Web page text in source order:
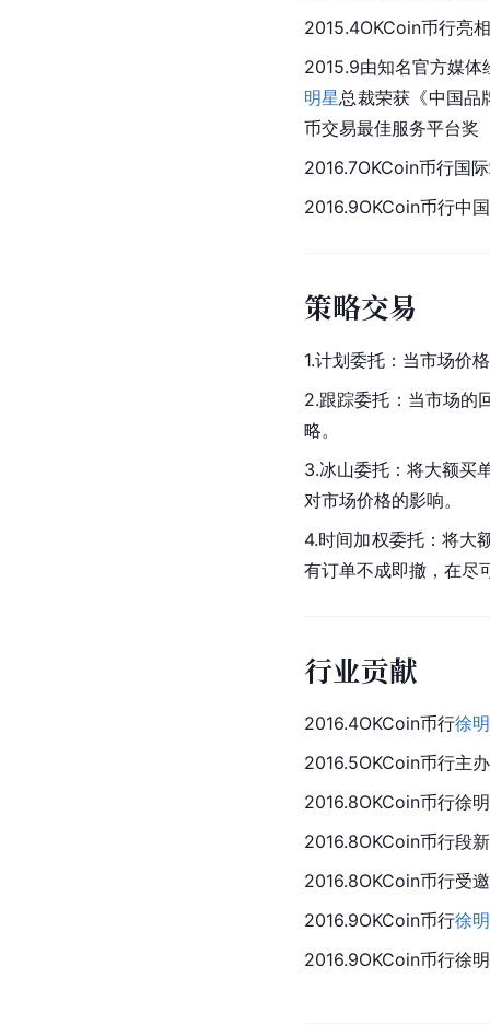
2015.4OKCoin币行亮相
2015.9由知名官方媒体
明星总裁荣获《中国品
币交易最佳服务平台奖
2016.7OKCoin币行国
2016.9OKCoin币行中
策略交易
1.计划委托：当市场价
2.跟踪委托：当市场的
略。
3.冰山委托：将大额买
对市场价格的影响。
4.时间加权委托：将大
有订单不成即撤，在尽
行业贡献
2016.4OKCoin币行徐
2016.5OKCoin币行主
2016.8OKCoin币行徐
2016.8OKCoin币行段
2016.8OKCoin币行受
2016.9OKCoin币行徐
2016.9OKCoin币行徐